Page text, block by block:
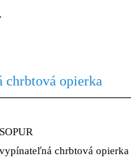
chrbtová opierka
SOPUR
vypínateľná chrbtová opierka